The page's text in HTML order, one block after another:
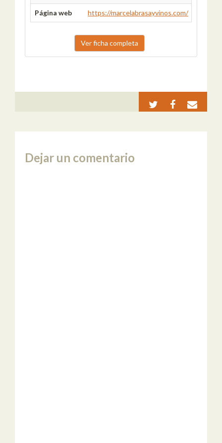
Página web https://marcelabrasayvinos.com/
Ver ficha completa
Dejar un comentario